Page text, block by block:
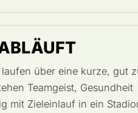
über eine kurze, gut
Teamgeist, Gesundheit
mit Zieleinlauf in ein